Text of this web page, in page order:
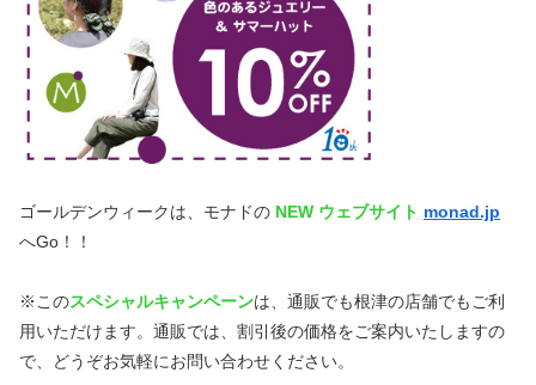
ゴールデンウィークは、モナドの NEW ウェブサイト monad.jp
へGo！！
※このスペシャルキャンペーンは、通販でも根津の店舗でもご利
用いただけます。通販では、割引後の価格をご案内いたしますの
で、どうぞお気軽にお問い合わせください。